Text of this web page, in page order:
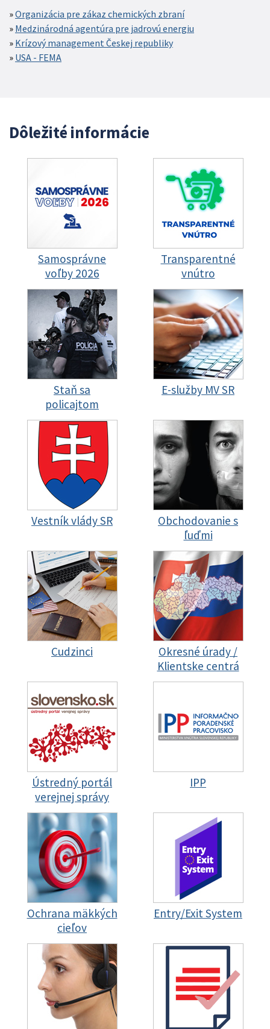
Organizácia pre zákaz chemických zbraní
Medzinárodná agentúra pre jadrovú energiu
Krízový management Českej republiky
USA - FEMA
Dôležité informácie
Samosprávne
voľby 2026
Transparentné
vnútro
Staň sa
policajtom
E-služby MV SR
Vestník vlády SR
Obchodovanie s
ľuďmi
Cudzinci
Okresné úrady /
Klientske centrá
Ústredný portál
verejnej správy
IPP
Ochrana mäkkých
cieľov
Entry/Exit System